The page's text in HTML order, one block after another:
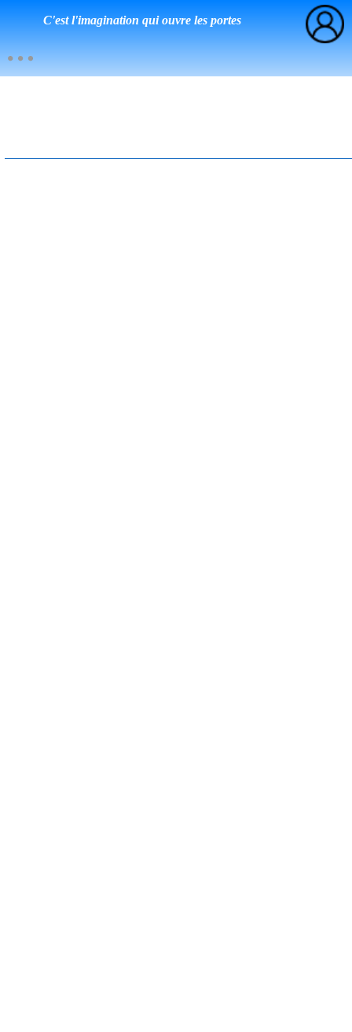
C'est l'imagination qui ouvre les portes